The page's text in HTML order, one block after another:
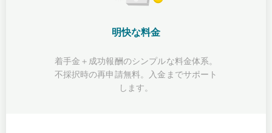
明快な料金
着手金＋成功報酬のシンプルな料金体系。
不採択時の再申請無料。入金までサポート
します。